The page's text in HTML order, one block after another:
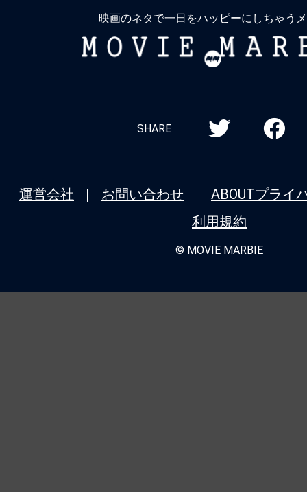
映画のネタで一日をハッピーにしちゃう
MOVIE
SHARE
運営会社 お問い合わせ ABOUTプライ
利用規約
© MOVIE MARBIE